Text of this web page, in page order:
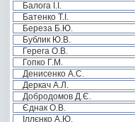
Балога І.І.
Батенко Т.І.
Береза Б.Ю.
Бублик Ю.В.
Герега О.В.
Гопко Г.М.
Денисенко А.С.
Деркач А.Л.
Добродомов Д.Є.
Єднак О.В.
Іллєнко А.Ю.